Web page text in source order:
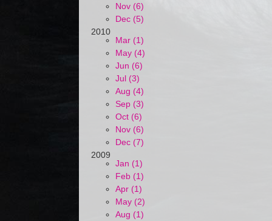
Nov (6)
Dec (5)
2010
Mar (1)
May (4)
Jun (6)
Jul (3)
Aug (4)
Sep (3)
Oct (6)
Nov (6)
Dec (7)
2009
Jan (1)
Feb (1)
Apr (1)
May (2)
Aug (1)